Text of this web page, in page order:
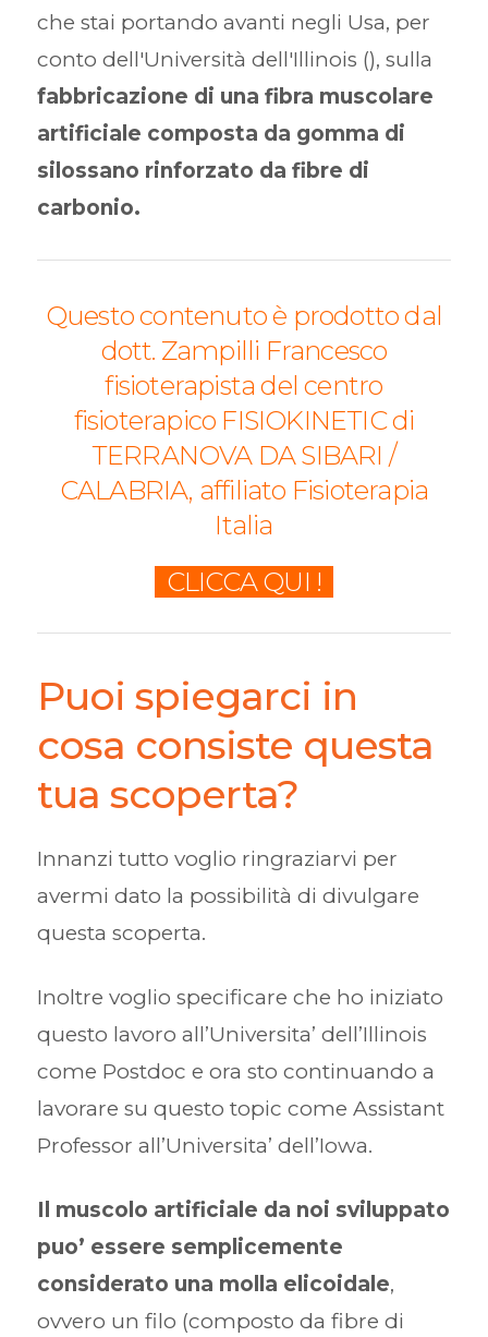
che stai portando avanti negli Usa, per
conto dell'Università dell'Illinois (), sulla
fabbricazione di una fibra muscolare
artificiale composta da gomma di
silossano rinforzato da fibre di
carbonio.
Questo contenuto è prodotto dal
dott. Zampilli Francesco
fisioterapista del centro
fisioterapico FISIOKINETIC di
TERRANOVA DA SIBARI /
CALABRIA, affiliato Fisioterapia
Italia
CLICCA QUI !
Puoi spiegarci in
cosa consiste questa
tua scoperta?
Innanzi tutto voglio ringraziarvi per
avermi dato la possibilità di divulgare
questa scoperta.
Inoltre voglio specificare che ho iniziato
questo lavoro all’Universita’ dell’Illinois
come Postdoc e ora sto continuando a
lavorare su questo topic come Assistant
Professor all’Universita’ dell’Iowa.
Il muscolo artificiale da noi sviluppato
puo’ essere semplicemente
considerato una molla elicoidale,
ovvero un filo (composto da fibre di